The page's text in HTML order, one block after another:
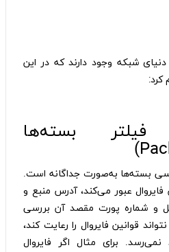
دنیای شبکه وجود دارند که در این
کرد:
فیلتر بسته‌ها
بسته‌ها به‌صورت جداگانه است.
عبور می‌کند، آدرس منبع و
و شماره پورت مقصد آن بررسی
قوانین فایروال را رعایت کند،
برای مثال اگر فایروال